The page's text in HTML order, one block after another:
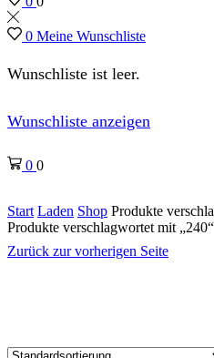
0 Meine Wunschliste
Wunschliste ist leer.
Wunschliste anzeigen
0 0
Start Laden Shop Produkte
Produkte verschlagwortet mit „240“
Zurück zur vorherigen Seite